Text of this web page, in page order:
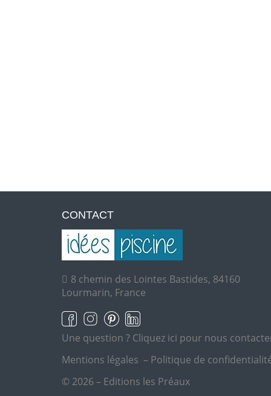
CONTACT
8 chemin des Lointes Bastides, 84160
Lourmarin, France
Une question ? Cliquez ici pour nous
Mentions légales – Politique de
© 2026 – Editions les Préaux